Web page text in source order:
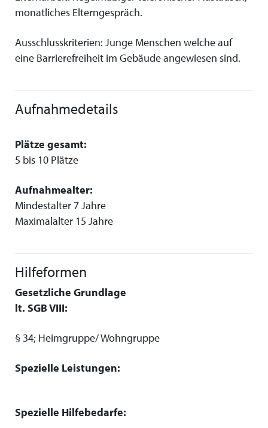
monatliches Elterngespräch.
Ausschlusskriterien: Junge Menschen welche auf
eine Barrierefreiheit im Gebäude angewiesen sind.
Aufnahmedetails
Plätze gesamt:
5 bis 10 Plätze
Aufnahmealter:
Mindestalter 7 Jahre
Maximalalter 15 Jahre
Hilfeformen
Gesetzliche Grundlage
lt. SGB VIII:
§ 34; Heimgruppe/ Wohngruppe
Spezielle Leistungen:
Spezielle Hilfebedarfe: